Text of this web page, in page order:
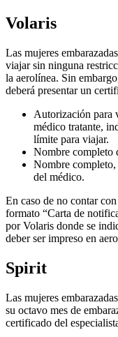
Volaris
Las mujeres
viajar sin ninguna
la aerolínea. Sin
deberá presentar un
Autorización para
médico tratante,
límite para viajar.
Nombre completo
Nombre
del médico.
En caso de no contar
formato “Carta de
por Volaris donde se
deber ser impreso en
Spirit
Las mujeres
su octavo mes de
certificado del